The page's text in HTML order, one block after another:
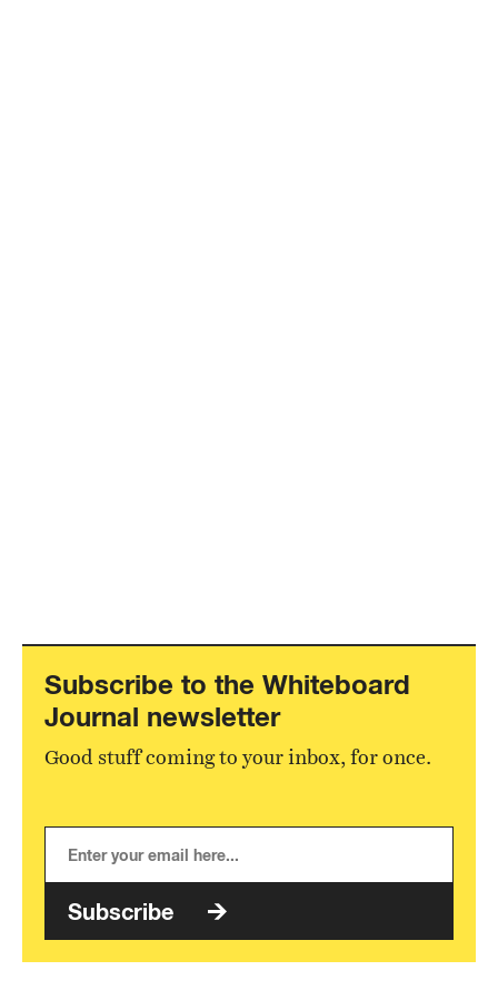
Subscribe to the Whiteboard
Journal newsletter
Good stuff coming to your inbox, for once.
Subscribe